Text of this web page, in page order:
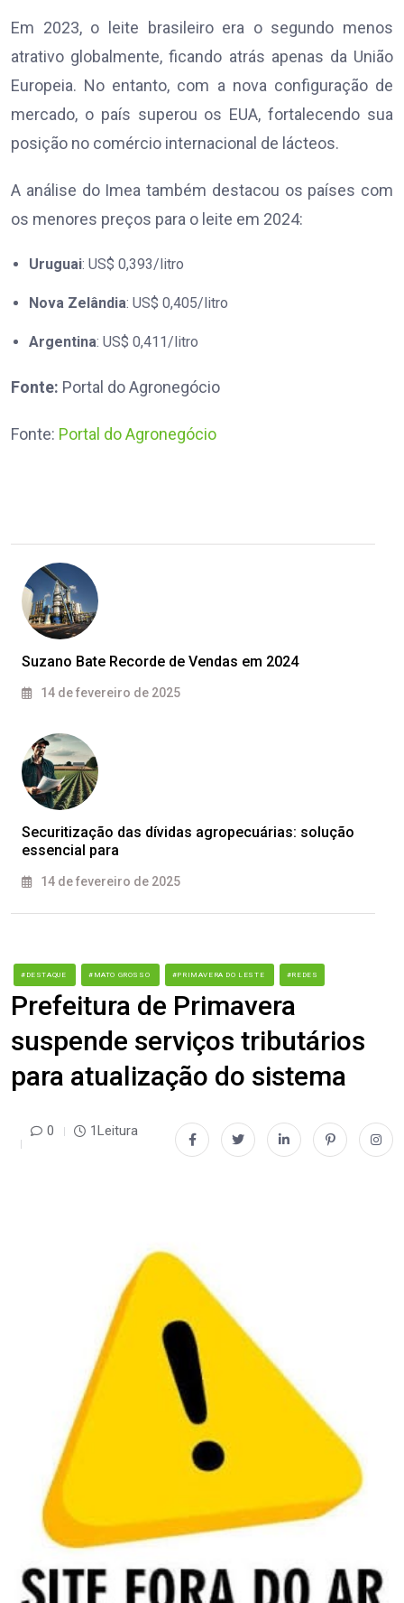
Em 2023, o leite brasileiro era o segundo menos
atrativo globalmente, ficando atrás apenas da União
Europeia. No entanto, com a nova configuração de
mercado, o país superou os EUA, fortalecendo sua
posição no comércio internacional de lácteos.
A análise do Imea também destacou os países com
os menores preços para o leite em 2024:
Uruguai: US$ 0,393/litro
Nova Zelândia: US$ 0,405/litro
Argentina: US$ 0,411/litro
Fonte: Portal do Agronegócio
Fonte: Portal do Agronegócio
Suzano Bate Recorde de Vendas em 2024
14 de fevereiro de 2025
Securitização das dívidas agropecuárias: solução
essencial para
14 de fevereiro de 2025
#DESTAQUE #MATO GROSSO #PRIMAVERA DO LESTE #REDES
Prefeitura de Primavera
suspende serviços tributários
para atualização do sistema
0 1Leitura